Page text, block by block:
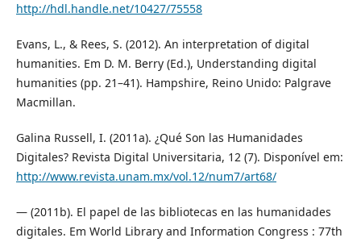
http://hdl.handle.net/10427/75558
Evans, L., & Rees, S. (2012). An interpretation of digital
humanities. Em D. M. Berry (Ed.), Understanding digital
humanities (pp. 21–41). Hampshire, Reino Unido: Palgrave
Macmillan.
Galina Russell, I. (2011a). ¿Qué Son las Humanidades
Digitales? Revista Digital Universitaria, 12 (7). Disponível em:
http://www.revista.unam.mx/vol.12/num7/art68/
— (2011b). El papel de las bibliotecas en las humanidades
digitales. Em World Library and Information Congress : 77th